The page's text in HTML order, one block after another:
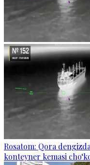
Rosatom: Qora
konteyner kemasi